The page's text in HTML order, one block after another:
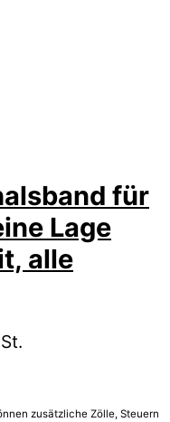
für
Lage
alle
zusätzliche Zölle, Steuern